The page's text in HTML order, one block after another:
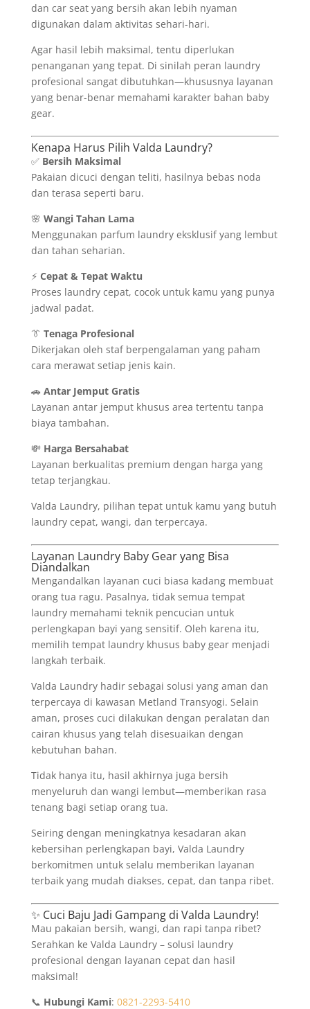
dan car seat yang bersih akan lebih nyaman
digunakan dalam aktivitas sehari-hari.
Agar hasil lebih maksimal, tentu diperlukan
penanganan yang tepat. Di sinilah peran laundry
profesional sangat dibutuhkan—khususnya layanan
yang benar-benar memahami karakter bahan baby
gear.
Kenapa Harus Pilih Valda Laundry?
✅ Bersih Maksimal
Pakaian dicuci dengan teliti, hasilnya bebas noda
dan terasa seperti baru.
🌸 Wangi Tahan Lama
Menggunakan parfum laundry eksklusif yang lembut
dan tahan seharian.
⚡ Cepat & Tepat Waktu
Proses laundry cepat, cocok untuk kamu yang punya
jadwal padat.
👔 Tenaga Profesional
Dikerjakan oleh staf berpengalaman yang paham
cara merawat setiap jenis kain.
🚗 Antar Jemput Gratis
Layanan antar jemput khusus area tertentu tanpa
biaya tambahan.
💸 Harga Bersahabat
Layanan berkualitas premium dengan harga yang
tetap terjangkau.
Valda Laundry, pilihan tepat untuk kamu yang butuh
laundry cepat, wangi, dan terpercaya.
Layanan Laundry Baby Gear yang Bisa
Diandalkan
Mengandalkan layanan cuci biasa kadang membuat
orang tua ragu. Pasalnya, tidak semua tempat
laundry memahami teknik pencucian untuk
perlengkapan bayi yang sensitif. Oleh karena itu,
memilih tempat laundry khusus baby gear menjadi
langkah terbaik.
Valda Laundry hadir sebagai solusi yang aman dan
terpercaya di kawasan Metland Transyogi. Selain
aman, proses cuci dilakukan dengan peralatan dan
cairan khusus yang telah disesuaikan dengan
kebutuhan bahan.
Tidak hanya itu, hasil akhirnya juga bersih
menyeluruh dan wangi lembut—memberikan rasa
tenang bagi setiap orang tua.
Seiring dengan meningkatnya kesadaran akan
kebersihan perlengkapan bayi, Valda Laundry
berkomitmen untuk selalu memberikan layanan
terbaik yang mudah diakses, cepat, dan tanpa ribet.
✨ Cuci Baju Jadi Gampang di Valda Laundry!
Mau pakaian bersih, wangi, dan rapi tanpa ribet?
Serahkan ke Valda Laundry – solusi laundry
profesional dengan layanan cepat dan hasil
maksimal!
📞 Hubungi Kami: 0821-2293-5410